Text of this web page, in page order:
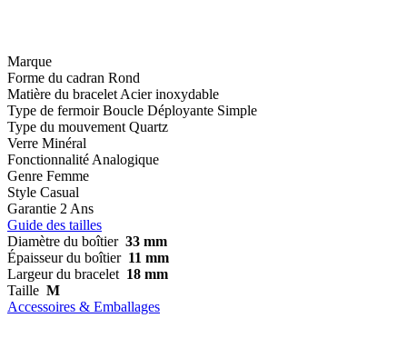
Marque
Forme du cadran Rond
Matière du bracelet Acier inoxydable
Type de fermoir Boucle Déployante Simple
Type du mouvement Quartz
Verre Minéral
Fonctionnalité Analogique
Genre Femme
Style Casual
Garantie 2 Ans
Guide des tailles
Diamètre du boîtier 33 mm
Épaisseur du boîtier 11 mm
Largeur du bracelet 18 mm
Taille M
Accessoires & Emballages